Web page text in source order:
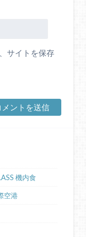
サイトを保存
機内食
空港